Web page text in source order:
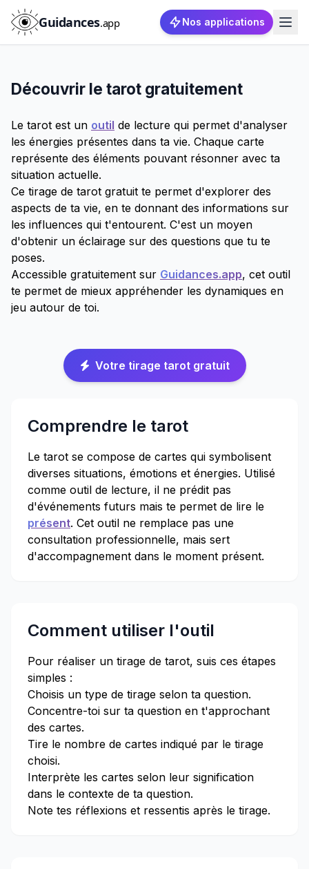
Guidances.app Nos applications
Découvrir le tarot gratuitement
Le tarot est un outil de lecture qui permet d'analyser
les énergies présentes dans ta vie. Chaque carte
représente des éléments pouvant résonner avec ta
situation actuelle.
Ce tirage de tarot gratuit te permet d'explorer des
aspects de ta vie, en te donnant des informations sur
les influences qui t'entourent. C'est un moyen
d'obtenir un éclairage sur des questions que tu te
poses.
Accessible gratuitement sur Guidances.app, cet outil
te permet de mieux appréhender les dynamiques en
jeu autour de toi.
Votre tirage tarot gratuit
Comprendre le tarot
Le tarot se compose de cartes qui symbolisent
diverses situations, émotions et énergies. Utilisé
comme outil de lecture, il ne prédit pas
d'événements futurs mais te permet de lire le
présent. Cet outil ne remplace pas une
consultation professionnelle, mais sert
d'accompagnement dans le moment présent.
Comment utiliser l'outil
Pour réaliser un tirage de tarot, suis ces étapes
simples :
Choisis un type de tirage selon ta question.
Concentre-toi sur ta question en t'approchant
des cartes.
Tire le nombre de cartes indiqué par le tirage
choisi.
Interprète les cartes selon leur signification
dans le contexte de ta question.
Note tes réflexions et ressentis après le tirage.